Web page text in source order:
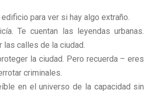
para ver si hay algo extraño.
Te cuentan las leyendas urbanas.
las calles de la ciudad.
la ciudad. Pero recuerda – eres
criminales.
en el universo de la capacidad sin